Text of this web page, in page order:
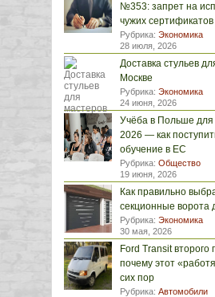
№353: запрет на
чужих
Рубрика: Экономика
28 июля, 2026
Доставка стульев
Москве
Рубрика: Экономика
24 июня, 2026
Учёба в Польше для
2026 — как
обучение в ЕС
Рубрика: Общество
19 июня, 2026
Как правильно
секционные ворота
Рубрика: Экономика
30 мая, 2026
Ford Transit второго
почему этот
сих пор
Рубрика: Автомобили